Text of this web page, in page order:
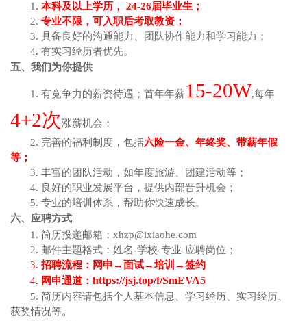
1. 本科及以上学历， 24-26届毕业生；
2. 专业不限，可入职后考取教资；
3. 具备良好的沟通能力、团队协作能力和学习能力；
4. 有实习经历者优先。
五、我们为你提供
1. 有竞争力的薪资待遇；首年年薪1 5-20W,每年
4+2次涨薪机会；
2. 完善的福利制度，包括六险一金、年终奖、带薪年假
等；
3. 丰富的团队活动，如年度旅游、团建活动等；
4. 良好的职业发展平台，提供内部晋升机会；
5. 专业的培训体系，帮助你快速成长。
六、应聘方式
1. 简历投递邮箱：xhzp@ixiaohe.com
2. 邮件主题格式：姓名-学校-专业-应聘岗位；
3. 招聘流程：网申 →面试→培训→签约
4. 网申通道： https://jsj.top/f/SmEVA5
5. 简历内容请包括个人基本信息、学习经历、实习经历、
获奖情况等。